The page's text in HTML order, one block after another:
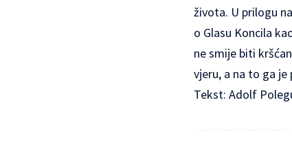
života. U prilogu
o Glasu Koncila
ne smije biti
vjeru, a na to ga je
Tekst: Adolf